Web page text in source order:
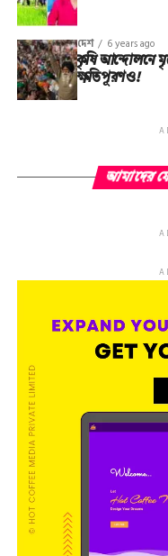
দেশ 6 years ago
কৃষি আন্দোলনে
ক্ষতিপূরণও!
আমাদের